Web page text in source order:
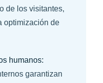
de los visitantes,
optimización de
humanos:
garantizan